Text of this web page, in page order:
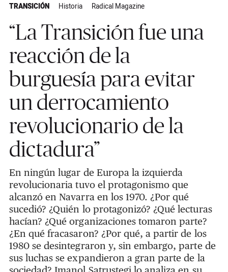
TRANSICIÓN Historia Radical Magazine
“La Transición fue una
reacción de la
burguesía para evitar
un derrocamiento
revolucionario de la
dictadura”
En ningún lugar de Europa la izquierda
revolucionaria tuvo el protagonismo que
alcanzó en Navarra en los 1970. ¿Por qué
sucedió? ¿Quién lo protagonizó? ¿Qué lecturas
hacían? ¿Qué organizaciones tomaron parte?
¿En qué fracasaron? ¿Por qué, a partir de los
1980 se desintegraron y, sin embargo, parte de
sus luchas se expandieron a gran parte de la